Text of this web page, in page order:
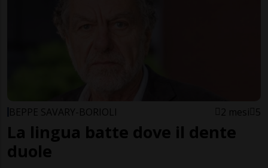
BEPPE SAVARY-BORIOLI 2 mesi 5
La lingua batte dove il dente
duole